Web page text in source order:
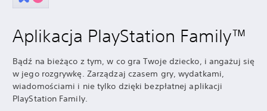
Aplikacja PlayStation Family™
Bądź na bieżąco z tym, w co gra Twoje dziecko, i angażuj się
w jego rozgrywkę. Zarządzaj czasem gry, wydatkami,
wiadomościami i nie tylko dzięki bezpłatnej aplikacji
PlayStation Family.